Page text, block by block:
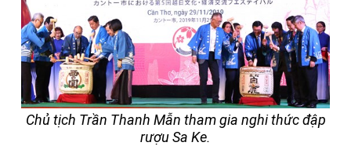
Chủ tịch Trần Thanh Mẫn tham gia nghi thức đập
rượu Sa Ke.